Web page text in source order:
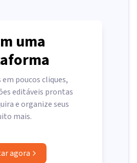
uma
em poucos cliques,
editáveis prontas
e organize seus
mais.
agora